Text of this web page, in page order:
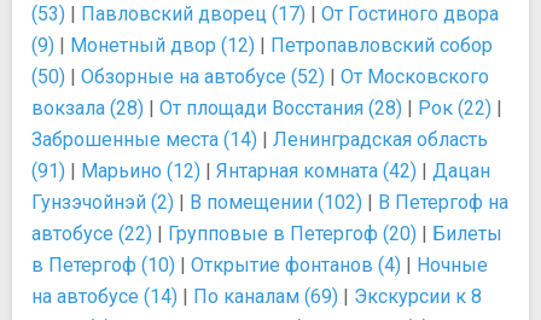
(53) | Павловский дворец (17) | От Гостиного двора
(9) | Монетный двор (12) | Петропавловский собор
(50) | Обзорные на автобусе (52) | От Московского
вокзала (28) | От площади Восстания (28) | Рок (22) |
Заброшенные места (14) | Ленинградская область
(91) | Марьино (12) | Янтарная комната (42) | Дацан
Гунзэчойнэй (2) | В помещении (102) | В Петергоф на
автобусе (22) | Групповые в Петергоф (20) | Билеты
в Петергоф (10) | Открытие фонтанов (4) | Ночные
на автобусе (14) | По каналам (69) | Экскурсии к 8